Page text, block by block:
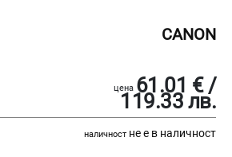
CANON
цена 61.01 € /
119.33 лв.
наличност не е в наличност